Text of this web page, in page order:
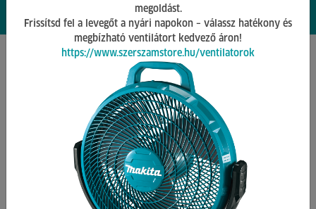
0 0.
Barkács Gépek
Gipszkartonvágó gépek
Vissza
Kategóriák
megoldást.
Frissítsd fel a levegőt a nyári napokon – válassz hatékony és
megbízható ventilátort kedvező áron!
https://www.szerszamstore.hu/ventilatorok